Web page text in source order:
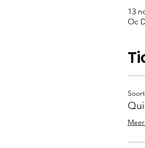
13
Oc